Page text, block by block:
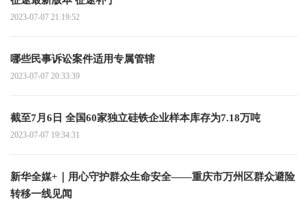
2023-07-07 21:19:52
哪些民事诉讼案件适用专属管辖
2023-07-07 20:33:39
截至7月6日 全国60家独立硅铁企业样本库存为7.18万吨
2023-07-07 19:34:31
新华全媒+｜用心守护群众生命安全——重庆市万州区群众避险
转移一线见闻